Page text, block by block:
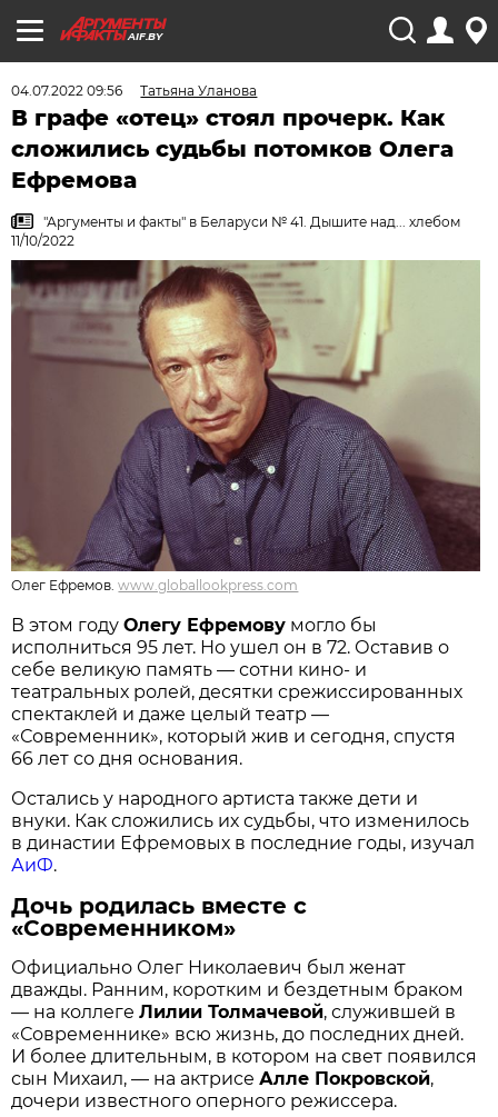
AIF.BY
04.07.2022 09:56 Татьяна Уланова
В графе «отец» стоял прочерк. Как
сложились судьбы потомков Олега
Ефремова
"Аргументы и факты" в Беларуси № 41. Дышите над... хлебом
11/10/2022
Олег Ефремов. www.globallookpress.com
В этом годуОлегу Ефремову могло бы
исполниться 95 лет. Но ушел он в 72. Оставив о
себе великую память — сотни кино- и
театральных ролей, десятки срежиссированных
спектаклей и даже целый театр —
«Современник», который жив и сегодня, спустя
66 лет со дня основания.
Остались у народного артиста также дети и
внуки. Как сложились их судьбы, что изменилось
в династии Ефремовых в последние годы, изучал
АиФ.
Дочь родилась вместе с
«Современником»
Официально Олег Николаевич был женат
дважды. Ранним, коротким и бездетным браком
— на коллегеЛилии Толмачевой, служившей в
«Современнике» всю жизнь, до последних дней.
И более длительным, в котором на свет появился
сын Михаил, — на актрисеАлле Покровской,
дочери известного оперного режиссера.